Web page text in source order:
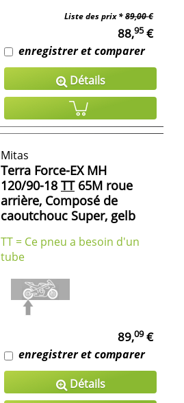
Liste des prix *89,00 €
88,95€
enregistrer et comparer
Détails
Mitas
Terra Force-EX MH
120/90-18 TT65M roue
arrière, Composé de
caoutchouc Super, gelb
TT = Ce pneu a besoin d'un
tube
89,09€
enregistrer et comparer
Détails